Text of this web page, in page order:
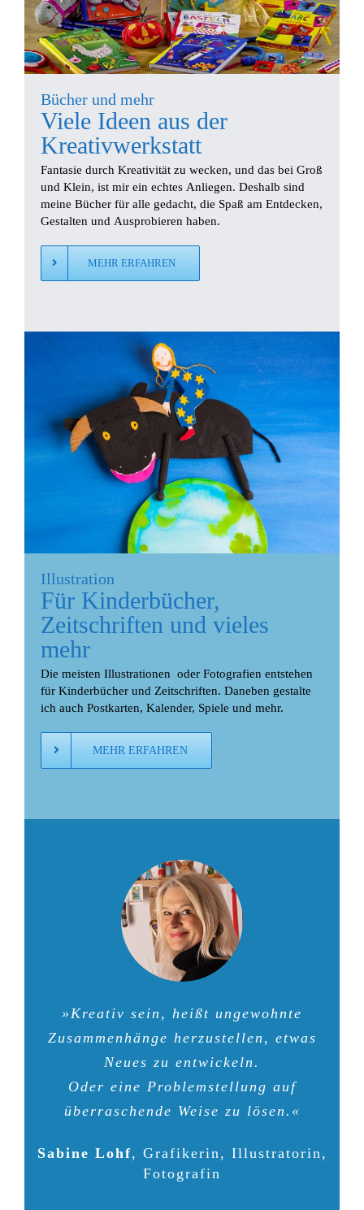
Bücher und mehr
Viele Ideen aus der
Kreativwerkstatt
Fantasie durch Kreativität zu wecken, und das bei Groß
und Klein, ist mir ein echtes Anliegen. Deshalb sind
meine Bücher für alle gedacht, die Spaß am Entdecken,
Gestalten und Ausprobieren haben.
MEHR ERFAHREN
Illustration
Für Kinderbücher,
Zeitschriften und vieles
mehr
Die meisten Illustrationen oder Fotografien entstehen
für Kinderbücher und Zeitschriften. Daneben gestalte
ich auch Postkarten, Kalender, Spiele und mehr.
MEHR ERFAHREN
»Kreativ sein, heißt ungewohnte
Zusammenhänge herzustellen, etwas
Neues zu entwickeln.
Oder eine Problemstellung auf
überraschende Weise zu lösen.«
Sabine Lohf, Grafikerin, Illustratorin,
Fotografin